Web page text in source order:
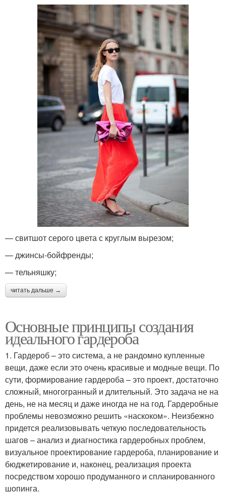
— свитшот серого цвета с круглым вырезом;
— джинсы-бойфренды;
— тельняшку;
читать дальше →
Основные принципы создания
идеального гардероба
1. Гардероб – это система, а не рандомно купленные
вещи, даже если это очень красивые и модные вещи. По
сути, формирование гардероба – это проект, достаточно
сложный, многогранный и длительный. Это задача не на
день, не на месяц и даже иногда не на год. Гардеробные
проблемы невозможно решить «наскоком». Неизбежно
придется реализовывать четкую последовательность
шагов – анализ и диагностика гардеробных проблем,
визуальное проектирование гардероба, планирование и
бюджетирование и, наконец, реализация проекта
посредством хорошо продуманного и спланированного
шопинга.